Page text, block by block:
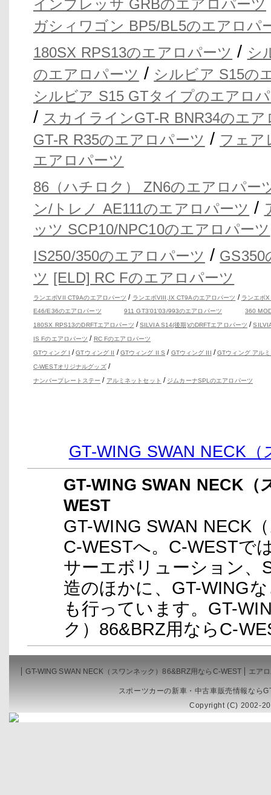
インプレッサ GRBのエアロパーツ
ガシィワゴン BP5/BL5のエアロパ
180SX RPS13のエアロパーツ / シ
のエアロパーツ / シルビア S15の
シルビア S15 GTタイプのエアロ
/ スカイラインGT-R BNR34のエア
GT-R R35のエアロパーツ / フェア
エアロパーツ
86（ハチロク） ZN6のエアロパー
ン/トレノ AE111のエアロパーツ /
ッツ SCP10/NPC10のエアロパーツ
IS250/350のエアロパーツ / GS350
ツ [ELD] RC Fのエアロパーツ
ランエボVII CT9Aのエアロパーツ / ランエボVIII,IX CT9Aのエアロパーツ / ランエボ
E46/E36のエアロパーツ
911 GT3'01'03/993のエアロパーツ 360
180SX RPS13のDRFTエアロパーツ /SILVIA S14(後期)のDRFTエアロパーツ /
IS Fのエアロパーツ / RC Fのエアロパーツ
GTウィング I /GTウィング II /GTウィング II S / GTウィング III /GTウィング アル
C-WESTオリジナルグッズ/
ナンバープレートステー / アルミネットセット / ジムカーナSPLのエアロパーツ
GT-WING SWAN NECK
GT-WING SWAN NECK（
WEST
GT-WING SWAN NECK
C-WESTへ。C-WESTで
サーエボリューション、
造のほかに、GT-WING
も行っています。GT-
ク）86&BRZ用ならC-
GT-WING SWAN NECK（スワンネック）86&BRZ用ならC-WEST エア
スポーツカーの新車・中古車販売情報なら
Copyright (C) 2002-